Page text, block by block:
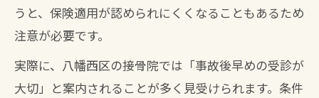
うと、保険適用が認められにくくなることもあるため
注意が必要です。
実際に、八幡西区の接骨院では「事故後早めの受診が
大切」と案内されることが多く見受けられます。条件